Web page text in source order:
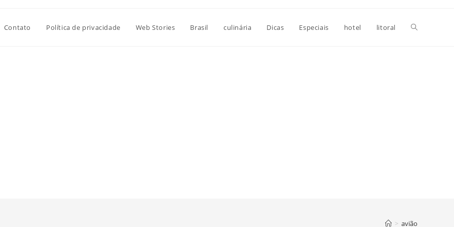
Contato Política de privacidade Web Stories Brasil culinária Dicas Especiais hotel litoral Alternar
> avião